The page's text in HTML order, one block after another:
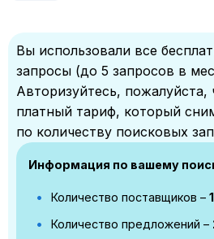
Вы использовали все
запросы (до 5 запросов в
Авторизуйтесь, пожалуйста,
платный тариф, который
по количеству поисковых
Информация по вашему
Количество поставщиков –
Количество предложений –